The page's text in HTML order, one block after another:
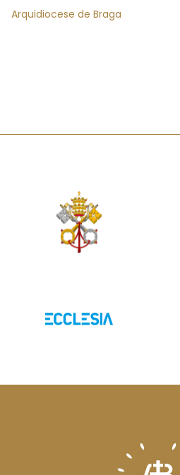
Arquidiocese de Braga